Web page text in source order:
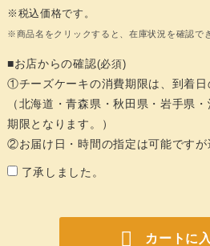
※税込価格です。
※商品名をクリックすると、在庫状況を確認で
■お店からの確認(必須)
①チーズケーキの消費期限は、到着日
（北海道・青森県・秋田県・岩手県
期限となります。）
②お届け日・時間の指定は可能ですが
了承しました。
カートに